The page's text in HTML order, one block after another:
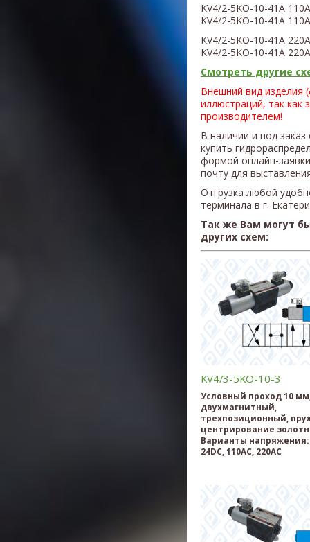
KV4/2-5KO-10-41A
KV4/2-5KO-10-41A
KV4/2-5KO-10-41A
KV4/2-5KO-10-41A
Смотреть другие
Внешний вид изделия
иллюстраций, так как
производителем!
В наличии и под
купить
формой онлайн-
почту для
Отгрузка любой
терминала в г.
Так же Вам могут
других схем:
KV4/3-5KO-10-3
Условный проход 10
двухмагнитный,
трехпозиционный,
центрирование
Варианты напряжения:
24DC, 110AC, 220AC